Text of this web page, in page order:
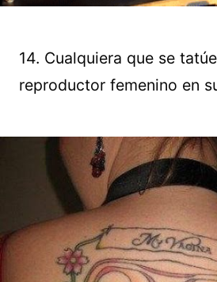
14. Cualquiera que se
reproductor femenino en